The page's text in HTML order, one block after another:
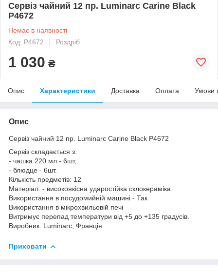
Сервіз чайний 12 пр. Luminarc Carine Black
P4672
Немає в наявності
Код: P4672
Роздріб
1 030 ₴
Опис Характеристики Доставка Оплата Умови
Опис
Сервіз чайний 12 пр. Luminarc Carine Black P4672
Сервіз складається з:
- чашка 220 мл - 6шт,
- блюдце - 6шт.
Кількість предметів: 12
Матеріал: - високоякісна ударостійка склокераміка
Використання в посудомийній машині - Так
Використання в мікрохвильовій печі
Витримує перепад температури від +5 до +135 градусів.
Виробник: Luminarc, Франція
Приховати